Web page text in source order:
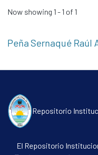
Now showing 1 - 1 of 1
Peña Sernaqué Raúl
Repositorio
El Repositorio